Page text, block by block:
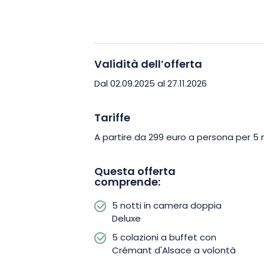
totale fuga sensoriale. Prenotate
scoprire l’autenticità dell’Alsazia!
Validità dell’offerta
Dal 02.09.2025 al 27.11.2026
Tariffe
A partire da 299 euro a persona per 5
Questa offerta
comprende:
5 notti in camera doppia
Deluxe
5 colazioni a buffet con
Crémant d'Alsace a volontà